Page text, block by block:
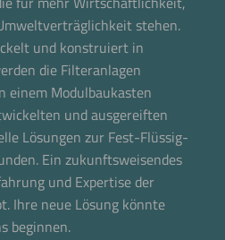
stehen.
und konstruiert in
die Filteranlagen
Modulbaukasten
und ausgereiften
Lösungen zur Fest-Flüssig-
Ein zukunftsweisendes
und Expertise der
Ihre neue Lösung könnte
beginnen.